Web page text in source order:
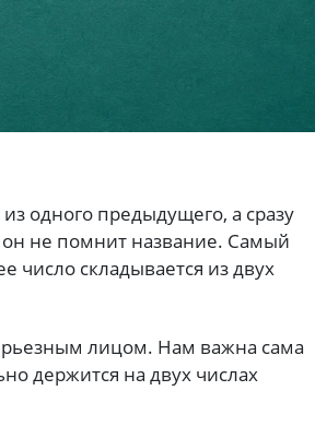
одного предыдущего, а сразу
не помнит название. Самый
складывается из двух
лицом. Нам важна сама
держится на двух числах